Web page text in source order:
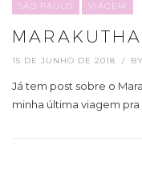
SÃO PAULO VIAGEM
15 DE JUNHO DE 2018 BY
Já tem post sobre o
minha última viagem